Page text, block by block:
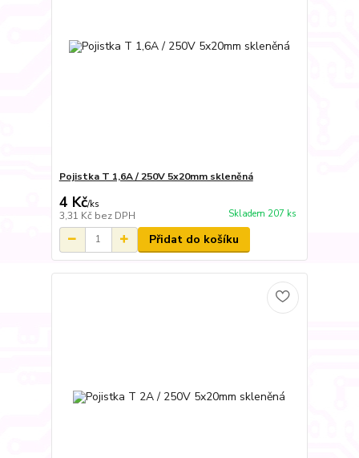
Pojistka T 1,6A / 250V 5x20mm skleněná
4 Kč/ks
3,31 Kč bez DPH Skladem 207 ks
Přidat do košíku